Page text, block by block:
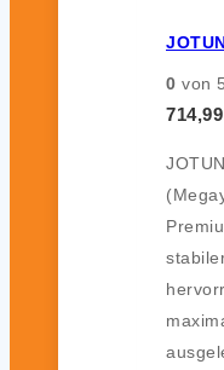
0 von 5
714,99